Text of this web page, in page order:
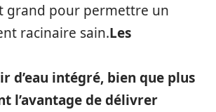
grand pour permettre un
racinaire sain.Les
d’eau intégré, bien que plus
l’avantage de délivrer